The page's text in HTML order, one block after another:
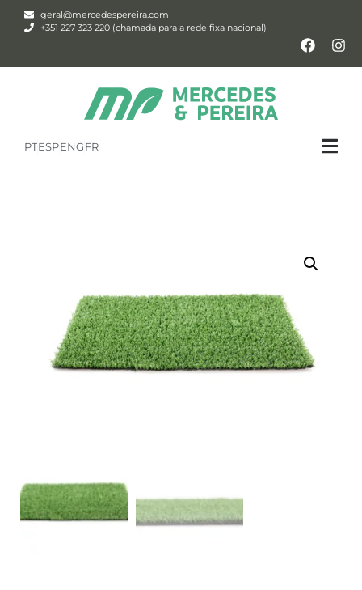
geral@mercedespereira.com
+351 227 323 220 (chamada para a rede fixa nacional)
PTESPENGFR